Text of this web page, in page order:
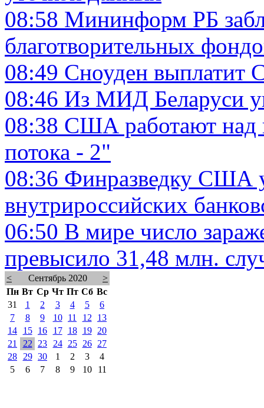
08:58 Мининформ РБ
благотворительных
08:49 Сноуден
08:46 Из МИД Беларуси
08:38 США работают над
потока - 2"
08:36 Финразведку США
внутрироссийских
06:50 В мире число
превысило 31,48 млн.
< Сентябрь 2020
>
Пн Вт Ср Чт Пт Сб Вс
31
1 2 3 4 5
6
7
8 9 10 11 12
13
14
15 16 17 18 19
20
21
22 23 24 25 26
27
28
29 30 1 2 3
4
5
6 7 8 9 10 11